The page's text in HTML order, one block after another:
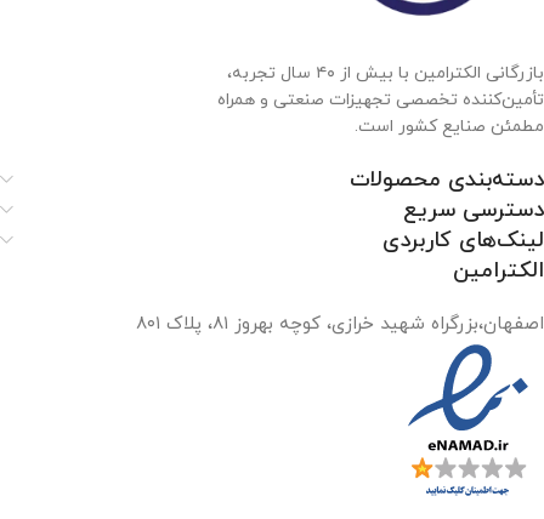
بازرگانی الکترامین با بیش از ۴۰ سال تجربه،
تأمین‌کننده تخصصی تجهیزات صنعتی و همراه
مطمئن صنایع کشور است.
دسته‌بندی محصولات
دسترسی سریع
لینک‌های کاربردی
الکترامین
اصفهان،بزرگراه شهید خرازی، کوچه بهروز ۸۱، پلاک ۸۰۱